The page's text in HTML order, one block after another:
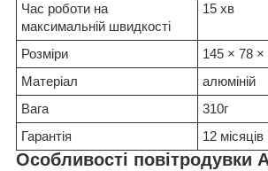
Час роботи на
максимальній швидкості
15 хв
Розміри
145 × 78
Матеріал
алюміній
Вага
310г
Гарантія
12 місяців
Особливості повітродувки